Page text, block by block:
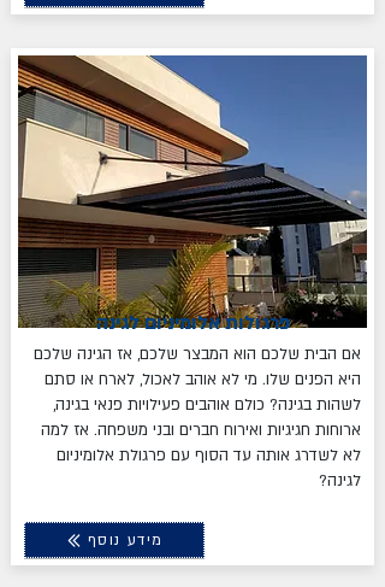
פרגולות אלומיניום לגינה
אם הבית שלכם הוא המבצר שלכם, אז הגינה שלכם
היא הפנים שלו. מי לא אוהב לאכול, לארח או סתם
לשהות בגינה? כולם אוהבים פעילויות פנאי בגינה,
ארוחות חגיגיות ואירוח חברים ובני משפחה. אז למה
לא לשדרג אותה עד הסוף עם פרגולת אלומיניום
לגינה?
מידע נוסף